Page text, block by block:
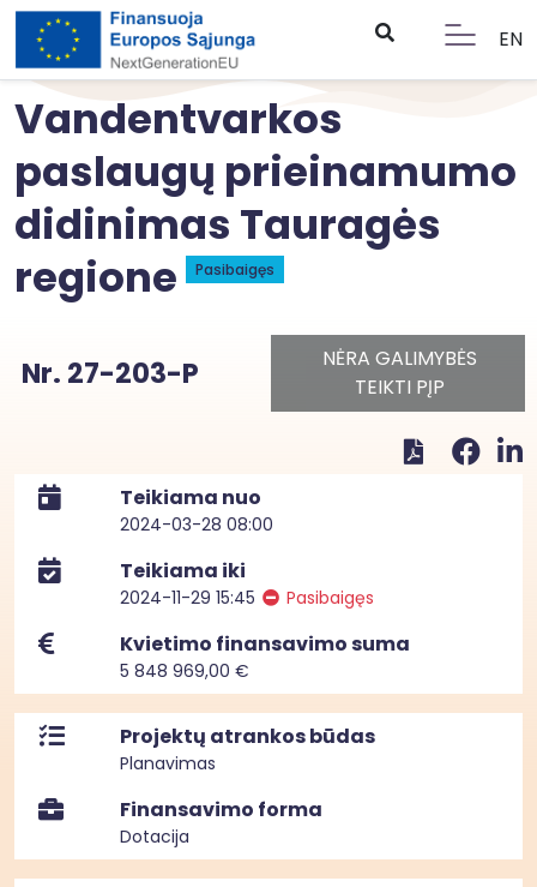
EN
Vandentvarkos
paslaugų prieinamumo
didinimas Tauragės
regione
Pasibaigęs
Nr. 27-203-P
NĖRA GALIMYBĖS
TEIKTI PĮP
Teikiama nuo
2024-03-28 08:00
Teikiama iki
2024-11-29 15:45 Pasibaigęs
Kvietimo finansavimo suma
5 848 969,00 €
Projektų atrankos būdas
Planavimas
Finansavimo forma
Dotacija